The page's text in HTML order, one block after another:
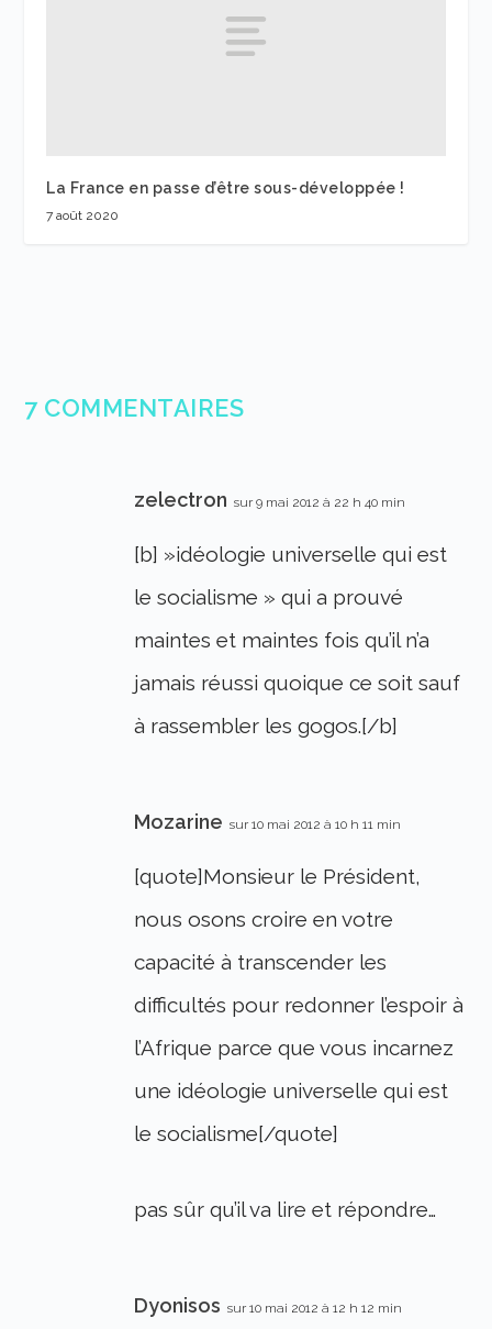
La France en passe d’être sous-développée !
7 août 2020
7 COMMENTAIRES
zelectron sur 9 mai 2012 à 22 h 40 min
[b] »idéologie universelle qui est
le socialisme » qui a prouvé
maintes et maintes fois qu’il n’a
jamais réussi quoique ce soit sauf
à rassembler les gogos.[/b]
Mozarine sur 10 mai 2012 à 10 h 11 min
[quote]Monsieur le Président,
nous osons croire en votre
capacité à transcender les
difficultés pour redonner l’espoir à
l’Afrique parce que vous incarnez
une idéologie universelle qui est
le socialisme[/quote]
pas sûr qu’il va lire et répondre…
Dyonisos sur 10 mai 2012 à 12 h 12 min